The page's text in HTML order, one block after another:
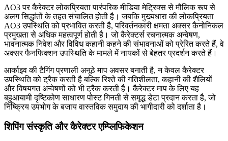
AO3 पर कैरेक्टर लोकप्रियता पारंपरिक मीडिया मेट्रिक्स से मौलिक रूप से
अलग सिद्धांतों के तहत संचालित होती है। जबकि मुख्यधारा की लोकप्रियता
AO3 उपस्थिति को प्रभावित करती है, परिवर्तनकारी क्षमता अक्सर कैनोनिकल
प्रमुखता से अधिक महत्वपूर्ण होती है। जो कैरेक्टर्स रचनात्मक अन्वेषण,
भावनात्मक निवेश और विविध कहानी कहने की संभावनाओं को प्रेरित करते हैं, वे
अक्सर फैनफिक्शन उपस्थिति के मामले में नायकों से बेहतर प्रदर्शन करते हैं।
आर्काइव की टैगिंग प्रणाली अनूठे माप अवसर बनाती है, न केवल कैरेक्टर
उपस्थिति को ट्रैक करती है बल्कि रिश्ते की गतिशीलता, कहानी की शैलियों
और विषयगत अन्वेषणों को भी ट्रैक करती है। कैरेक्टर माप के लिए यह
बहुआयामी दृष्टिकोण साधारण पोस्ट गिनती से समृद्ध डेटा प्रदान करता है, जो
निष्क्रिय उपभोग के बजाय वास्तविक समुदाय की भागीदारी को दर्शाता है।
शिपिंग संस्कृति और कैरेक्टर एम्प्लिफिकेशन